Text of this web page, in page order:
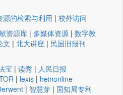
源的检索与利用 | 校外访问
资源库 | 多媒体资源 | 数字教
文 | 北大讲座 | 民国旧报刊
宝 | 读秀 | 人民日报
| lexis | heinonline
| 智慧芽 | 国知局专利